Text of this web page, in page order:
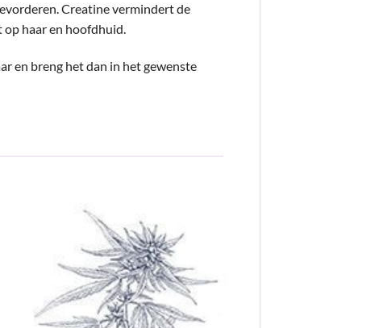
Creatine vermindert de
haar en hoofdhuid.
en breng het dan in het gewenste